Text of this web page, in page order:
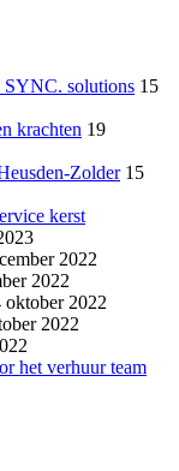
SYNC. solutions 15
krachten 19
Zolder 15
kerst
2022
2022
oktober 2022
2022
het verhuur team